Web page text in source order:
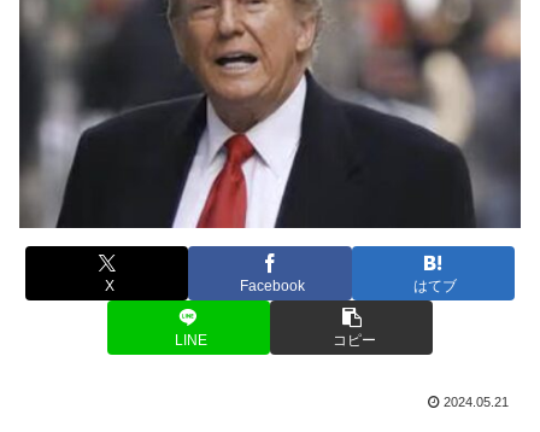
X Facebook はてブ
LINE コピー
2024.05.21